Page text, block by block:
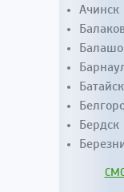
Ачинск
Батайск
Бердск